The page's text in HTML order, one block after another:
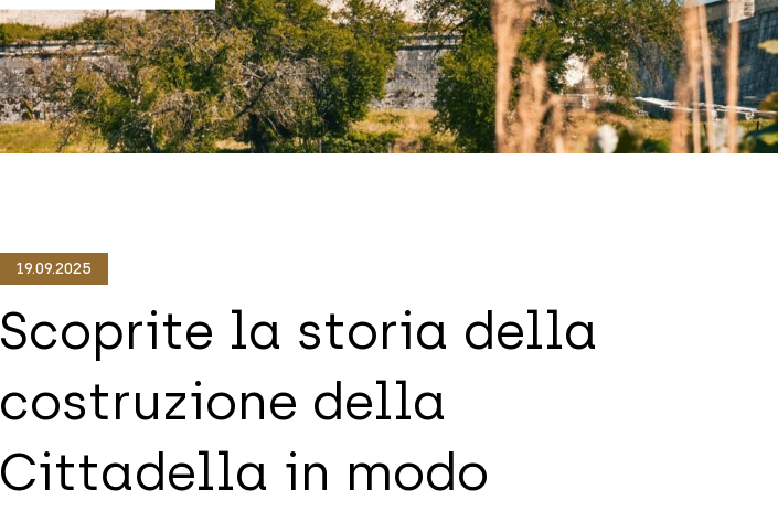
19.09.2025
Scoprite la storia della
costruzione della
Cittadella in modo